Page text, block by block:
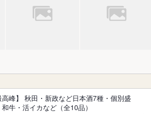
高峰】 秋田・新政など日本酒7種・個別盛
和牛・活イカなど（全10品）